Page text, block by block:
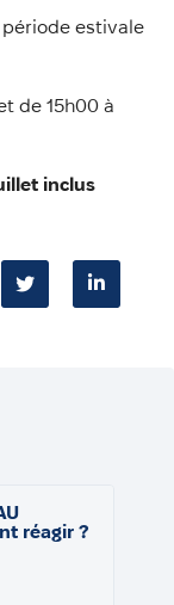
période estivale
de 15h00 à
inclus
réagir ?